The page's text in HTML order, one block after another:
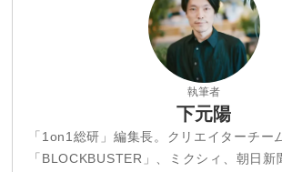
執筆者
下元陽
「1on1総研」編集長。クリエイターチー
「BLOCKBUSTER」、ミクシィ、朝日新